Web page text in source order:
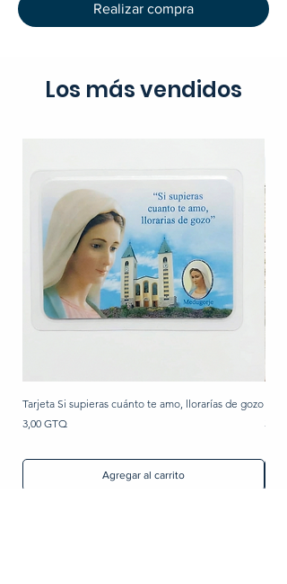
Realizar compra
Los más vendidos
Tarjeta Si supieras cuánto te amo, llorarías de gozo
Precio
3,00 GTQ
Agregar al carrito
Precio